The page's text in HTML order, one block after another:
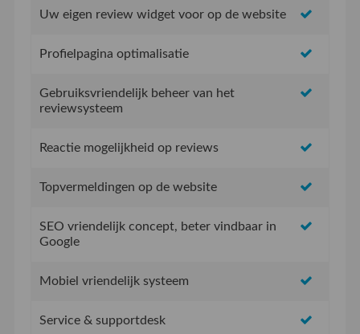
Uw eigen review widget voor op de website
Profielpagina optimalisatie
Gebruiksvriendelijk beheer van het
reviewsysteem
Reactie mogelijkheid op reviews
Topvermeldingen op de website
SEO vriendelijk concept, beter vindbaar in
Google
Mobiel vriendelijk systeem
Service & supportdesk